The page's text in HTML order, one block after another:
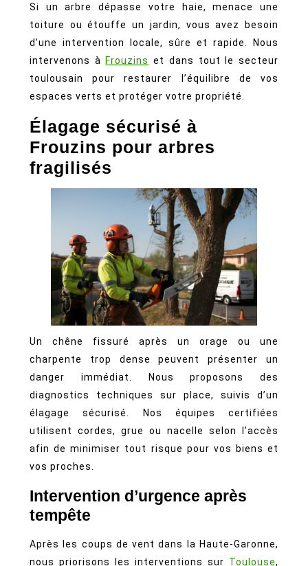
Frouzins
:
entretenir
vos
arbres
avec
Paysagiste
Si un arbre dépasse votre haie, menace une
toiture ou étouffe un jardin, vous avez besoin
d’une intervention locale, sûre et rapide. Nous
intervenons à Frouzins et dans tout le secteur
toulousain pour restaurer l’équilibre de vos
espaces verts et protéger votre propriété.
Élagage sécurisé à
Frouzins pour arbres
fragilisés
Un chêne fissuré après un orage ou une
charpente trop dense peuvent présenter un
danger immédiat. Nous proposons des
diagnostics techniques sur place, suivis d’un
élagage sécurisé. Nos équipes certifiées
utilisent cordes, grue ou nacelle selon l’accès
afin de minimiser tout risque pour vos biens et
vos proches.
Intervention d’urgence après
tempête
Après les coups de vent dans la Haute-Garonne,
nous priorisons les interventions sur Toulouse,